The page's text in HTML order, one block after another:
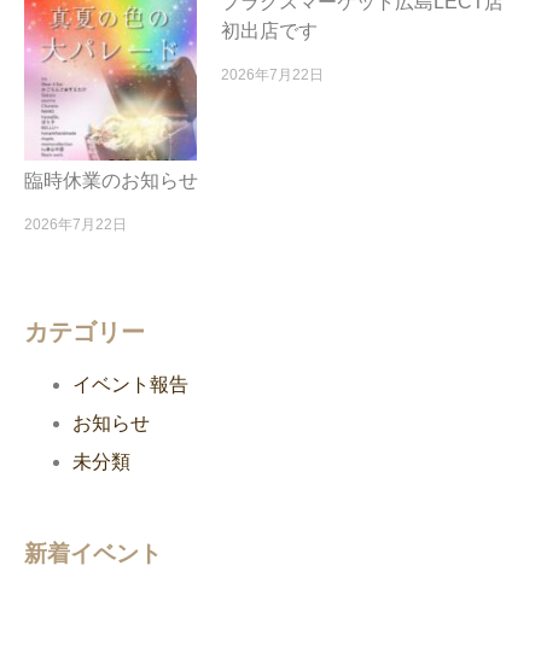
初出店です
2026年7月22日
臨時休業のお知らせ
2026年7月22日
カテゴリー
イベント報告
お知らせ
未分類
新着イベント